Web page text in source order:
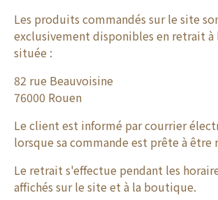
Les produits commandés sur le site
exclusivement disponibles en retrait
située :
82 rue Beauvoisine
76000 Rouen
Le client est informé par courrier
lorsque sa commande est prête à être
Le retrait s'effectue pendant les
affichés sur le site et à la boutique.